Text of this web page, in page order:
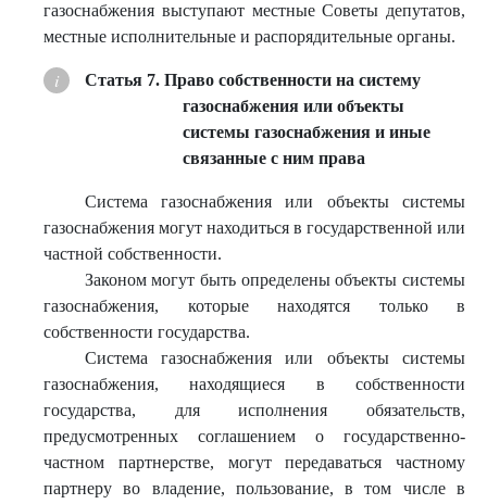
газоснабжения выступают местные Советы депутатов,
местные исполнительные и распорядительные органы.
Статья 7. Право собственности на систему
газоснабжения или объекты
системы газоснабжения и иные
связанные с ним права
Система газоснабжения или объекты системы
газоснабжения могут находиться в государственной или
частной собственности.
Законом могут быть определены объекты системы
газоснабжения, которые находятся только в
собственности государства.
Система газоснабжения или объекты системы
газоснабжения, находящиеся в собственности
государства, для исполнения обязательств,
предусмотренных соглашением о государственно-
частном партнерстве, могут передаваться частному
партнеру во владение, пользование, в том числе в